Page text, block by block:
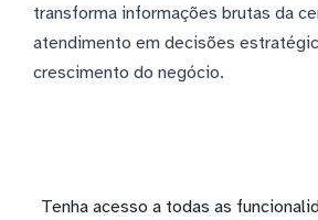
transforma informações brutas da
atendimento em decisões
crescimento do negócio.
Tenha acesso a todas as